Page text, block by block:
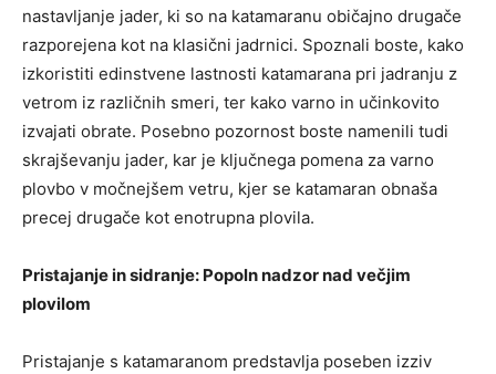
nastavljanje jader, ki so na katamaranu običajno drugače
razporejena kot na klasični jadrnici. Spoznali boste, kako
izkoristiti edinstvene lastnosti katamarana pri jadranju z
vetrom iz različnih smeri, ter kako varno in učinkovito
izvajati obrate. Posebno pozornost boste namenili tudi
skrajševanju jader, kar je ključnega pomena za varno
plovbo v močnejšem vetru, kjer se katamaran obnaša
precej drugače kot enotrupna plovila.
Pristajanje in sidranje: Popoln nadzor nad večjim
plovilom
Pristajanje s katamaranom predstavlja poseben izziv